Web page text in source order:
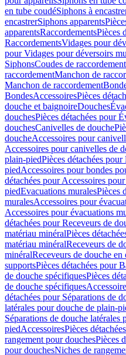
en tube coudéSiphons à
encastrerSiphons apparents
apparentsRaccordementsPièces
RaccordementsVidages pour
pour Vidages pour déversoirs
SiphonsCoudes de raccordement
raccordementManchon de
Manchon de raccordement
BondesAccessoiresPièces
douche et baignoireDouches
douchesPièces détachées pour
douchesCanivelles de douche
doucheAccessoires pour
Accessoires pour canivelles de
plain-piedPièces détachées
piedAccessoires pour bondes
détachées pour Accessoires
piedEvacuations muralesPièces
muralesAccessoires pour
Accessoires pour évacuations
détachées pour Receveurs de
matériau minéralPièces
matériau minéralReceveurs de
minéralReceveurs de douche en
supportsPièces détachées pour
de douche spécifiquesPièces
de douche spécifiques
détachées pour Séparations de
latérales pour douche de plain-
Séparations de douche latérales
piedAccessoiresPièces
rangement pour douchesPièces
pour douchesNiches de